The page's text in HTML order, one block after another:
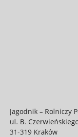
Jagodnik – Rolniczy
ul. B.
31-319 Kraków